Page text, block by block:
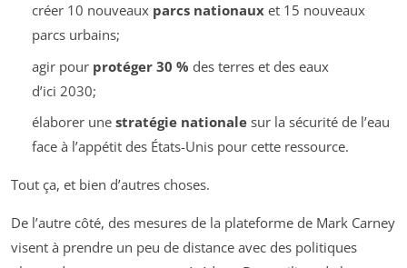
créer 10 nouveaux parcs nationauxet 15 nouveaux
parcs urbains;
agir pour protéger 30 % des terres et des eaux
d’ici 2030;
élaborer une stratégie nationalesur la sécurité de l’eau
face à l’appétit des États-Unis pour cette ressource.
Tout ça, et bien d’autres choses.
De l’autre côté, des mesures de la plateforme de Mark Carney
visent à prendre un peu de distance avec des politiques